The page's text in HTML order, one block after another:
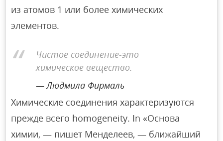
из атомов 1 или более химических
элементов.
Чистое соединение-это
химическое вещество.
Людмила Фирмаль
Химические соединения характеризуются
прежде всего homogeneity. In «Основа
химии, — пишет Менделеев, — ближайший